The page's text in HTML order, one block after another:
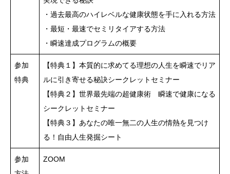
・過去最高のハイレベルな健康状態を手に入れる方法
・最短・最速でセミリタイアする方法
・瞬速達成プログラムの概要
参加
特典
【特典１】本質的に求めてる理想の人生を瞬速でリア
ルに引き寄せる秘訣シークレットセミナー
【特典２】世界最先端の超健康術 瞬速で健康になる
シークレットセミナー
【特典３】あなたの唯一無二の人生の情熱を見つけ
る！自由人生発掘シート
参加
ZOOM